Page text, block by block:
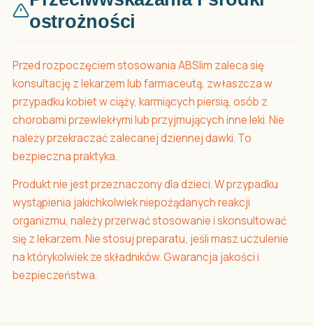
ostrożności
Przed rozpoczęciem stosowania ABSlim zaleca się
konsultację z lekarzem lub farmaceutą, zwłaszcza w
przypadku kobiet w ciąży, karmiących piersią, osób z
chorobami przewlekłymi lub przyjmujących inne leki. Nie
należy przekraczać zalecanej dziennej dawki. To
bezpieczna praktyka.
Produkt nie jest przeznaczony dla dzieci. W przypadku
wystąpienia jakichkolwiek niepożądanych reakcji
organizmu, należy przerwać stosowanie i skonsultować
się z lekarzem. Nie stosuj preparatu, jeśli masz uczulenie
na którykolwiek ze składników. Gwarancja jakości i
bezpieczeństwa.